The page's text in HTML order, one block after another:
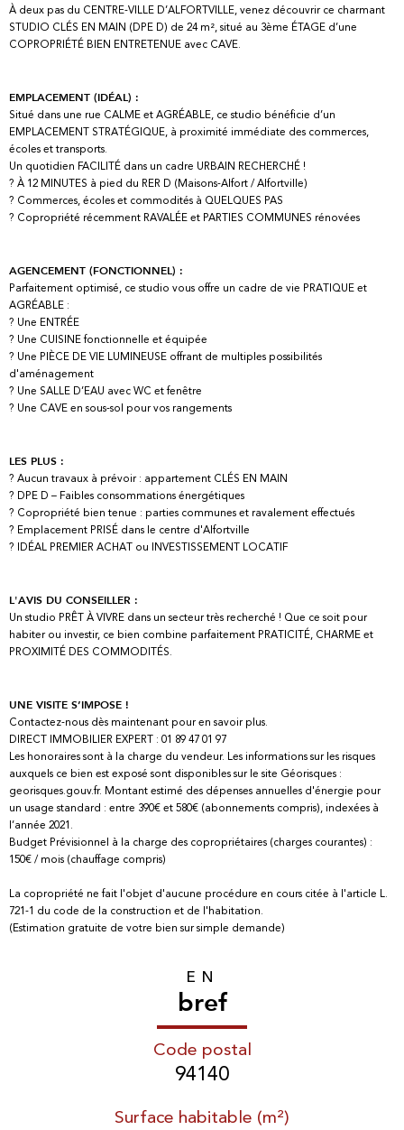
À deux pas du CENTRE-VILLE D’ALFORTVILLE, venez découvrir ce charmant
STUDIO CLÉS EN MAIN (DPE D) de 24 m², situé au 3ème ÉTAGE d’une
COPROPRIÉTÉ BIEN ENTRETENUE avec CAVE.
EMPLACEMENT (IDÉAL) :
Situé dans une rue CALME et AGRÉABLE, ce studio bénéficie d’un
EMPLACEMENT STRATÉGIQUE, à proximité immédiate des commerces,
écoles et transports.
Un quotidien FACILITÉ dans un cadre URBAIN RECHERCHÉ !
? À 12 MINUTES à pied du RER D (Maisons-Alfort / Alfortville)
? Commerces, écoles et commodités à QUELQUES PAS
? Copropriété récemment RAVALÉE et PARTIES COMMUNES rénovées
AGENCEMENT (FONCTIONNEL) :
Parfaitement optimisé, ce studio vous offre un cadre de vie PRATIQUE et
AGRÉABLE :
? Une ENTRÉE
? Une CUISINE fonctionnelle et équipée
? Une PIÈCE DE VIE LUMINEUSE offrant de multiples possibilités
d'aménagement
? Une SALLE D’EAU avec WC et fenêtre
? Une CAVE en sous-sol pour vos rangements
LES PLUS :
? Aucun travaux à prévoir : appartement CLÉS EN MAIN
? DPE D – Faibles consommations énergétiques
? Copropriété bien tenue : parties communes et ravalement effectués
? Emplacement PRISÉ dans le centre d'Alfortville
? IDÉAL PREMIER ACHAT ou INVESTISSEMENT LOCATIF
L'AVIS DU CONSEILLER :
Un studio PRÊT À VIVRE dans un secteur très recherché ! Que ce soit pour
habiter ou investir, ce bien combine parfaitement PRATICITÉ, CHARME et
PROXIMITÉ DES COMMODITÉS.
UNE VISITE S’IMPOSE !
Contactez-nous dès maintenant pour en savoir plus.
DIRECT IMMOBILIER EXPERT : 01 89 47 01 97
Les honoraires sont à la charge du vendeur. Les informations sur les risques
auxquels ce bien est exposé sont disponibles sur le site Géorisques :
georisques.gouv.fr. Montant estimé des dépenses annuelles d'énergie pour
un usage standard : entre 390€ et 580€ (abonnements compris), indexées à
l’année 2021.
Budget Prévisionnel à la charge des copropriétaires (charges courantes) :
150€ / mois (chauffage compris)
La copropriété ne fait l'objet d'aucune procédure en cours citée à l'article L.
721-1 du code de la construction et de l'habitation.
(Estimation gratuite de votre bien sur simple demande)
EN
bref
Code postal
94140
Surface habitable (m²)